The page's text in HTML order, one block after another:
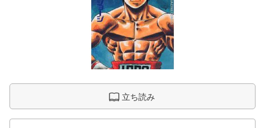
立ち読み